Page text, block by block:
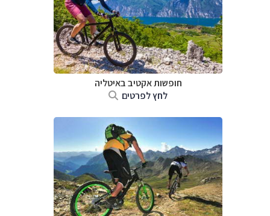
חופשות אקטיב באיטליה
לחץ לפרטים